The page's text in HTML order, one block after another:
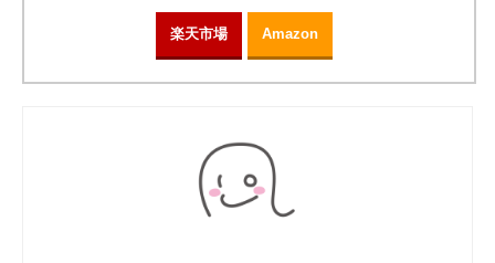
楽天市場 Amazon